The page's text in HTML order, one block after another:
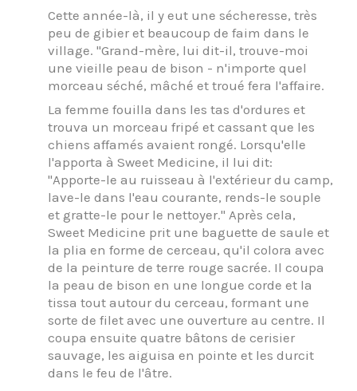
Cette année-là, il y eut une sécheresse, très
peu de gibier et beaucoup de faim dans le
village. "Grand-mère, lui dit-il, trouve-moi
une vieille peau de bison - n'importe quel
morceau séché, mâché et troué fera l'affaire.
La femme fouilla dans les tas d'ordures et
trouva un morceau fripé et cassant que les
chiens affamés avaient rongé. Lorsqu'elle
l'apporta à Sweet Medicine, il lui dit:
"Apporte-le au ruisseau à l'extérieur du camp,
lave-le dans l'eau courante, rends-le souple
et gratte-le pour le nettoyer." Après cela,
Sweet Medicine prit une baguette de saule et
la plia en forme de cerceau, qu'il colora avec
de la peinture de terre rouge sacrée. Il coupa
la peau de bison en une longue corde et la
tissa tout autour du cerceau, formant une
sorte de filet avec une ouverture au centre. Il
coupa ensuite quatre bâtons de cerisier
sauvage, les aiguisa en pointe et les durcit
dans le feu de l'âtre.